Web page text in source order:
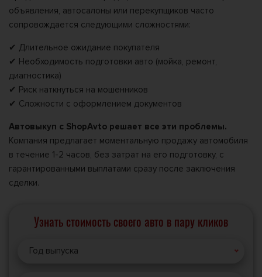
объявления, автосалоны или перекупщиков часто
сопровождается следующими сложностями:
✔ Длительное ожидание покупателя
✔ Необходимость подготовки авто (мойка, ремонт,
диагностика)
✔ Риск наткнуться на мошенников
✔ Сложности с оформлением документов
Автовыкуп с ShopAvto решает все эти проблемы.
Компания предлагает моментальную продажу автомобиля
в течение 1-2 часов, без затрат на его подготовку, с
гарантированными выплатами сразу после заключения
сделки.
Узнать стоимость своего авто в пару кликов
Год выпуска